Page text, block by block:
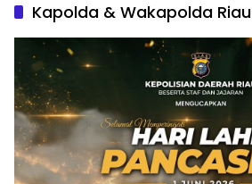
Kapolda & Wakapolda Riau